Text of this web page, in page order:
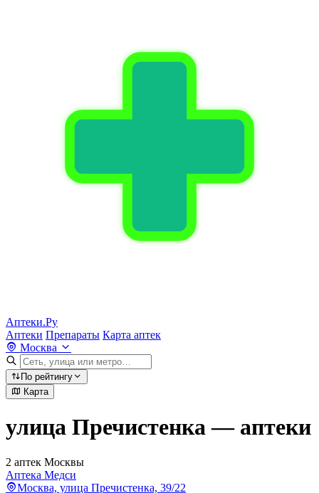
Аптеки.Ру
Аптеки Препараты Карта аптек
Москва
По рейтингу
Карта
улица Пречистенка — аптеки
2 аптек Москвы
Аптека Медси
Москва, улица Пречистенка, 39/22